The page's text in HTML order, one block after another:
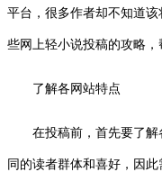
平台，很多作者却不知道
些网上轻小说投稿的攻略，
了解各网站特点
在投稿前，首先要了
同的读者群体和喜好，因